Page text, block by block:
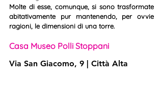
Molte di esse, comunque, si sono trasformate
abitativamente pur mantenendo, per ovvie
ragioni, le dimensioni di una torre.
Casa Museo Polli Stoppani
Via San Giacomo, 9 | Città Alta